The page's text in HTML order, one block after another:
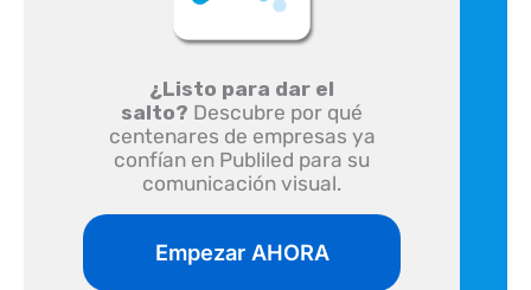
¿Listo para dar el
salto? Descubre por qué
centenares de empresas ya
confían en Publiled para su
comunicación visual.
Empezar AHORA